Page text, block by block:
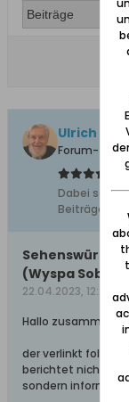
Ulrich 31
Forum-
Dabei seit:
Beiträge:
(Wyspa
22.04.2023, 12:25
Hallo zusammen,
der verlinkt
berichtet nicht nur
sondern informiert